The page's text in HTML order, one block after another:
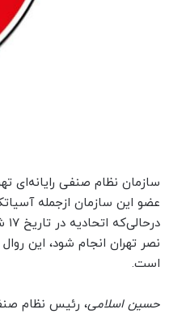
سازمان نظام صنفی رایانه‌ای
عضو این سازمان ازجمله
است.
حسین اسلامی، رئیس نظام